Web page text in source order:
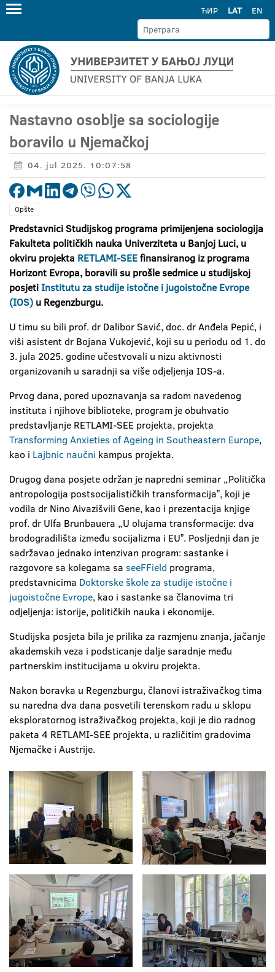
ЋИР LAT EN
Nastavno osoblje sa sociologije
boravilo u Njemačkoj
04. jul 2025. 10:07:58
Opšte
Predstavnici Studijskog programa primijenjena sociologija
Fakulteta političkih nauka Univerziteta u Banjoj Luci, u
okviru projekta RETLAMI-SEEfinansiranog iz programa
Horizont Evropa, boravili su prošle sedmice u studijskoj
posjetiInstitutu za studije istočne i jugoistočne Evrope
(IOS) u Regenzburgu.
U timu su bili prof. dr Dalibor Savić, doc. dr Anđela Pepić, i
viši asistent dr Bojana Vukojević, koji su u periodu od 1. do
3. jula 2025. godine učestvovali u nizu aktivnosti
organizovanih u saradnji sa više odjeljenja IOS-a.
Prvog dana, pored upoznavanja sa radom navedenog
instituta i njihove biblioteke, program je obuhvatio
predstavljanje RETLAMI-SEE projekta, projekta
Transforming Anxieties of Ageing in Southeastern Europe,
kao i Lajbnic naučni kampus projekta.
Drugog dana posjete održan je napredni seminar „Politička
antropologija postsocijalističkih transformacijaˮ, koji je
vodila dr Nino Aivazišvili Gene, kao i prezentacija knjige
prof. dr Ulfa Brunbauera „U olujama transformacije: dva
brodogradilišta između socijalizma i EUˮ. Posljednji dan je
sadržavao jednako intenzivan program: sastanke i
razgovore sa kolegama sa seeFField programa,
predstavnicima Doktorske škole za studije istočne i
jugoistočne Evrope, kao i sastanke sa članovima tri
odjeljenja: istorije, političkih nauka i ekonomije.
Studijska posjeta bila je prilika za razmjenu znanja, jačanje
akademskih veza i podsticanje dalje saradnje među
partnerskim institucijama u okviru projekta.
Nakon boravka u Regenzburgu, članovi istraživačkog tima
su naredna dva dana posvetili terenskom radu u sklopu
eksploratornog istraživačkog projekta, koji je dio radnog
paketa 4 RETLAMI-SEE projekta, u različitim gradovima
Njemačke i Austrije.